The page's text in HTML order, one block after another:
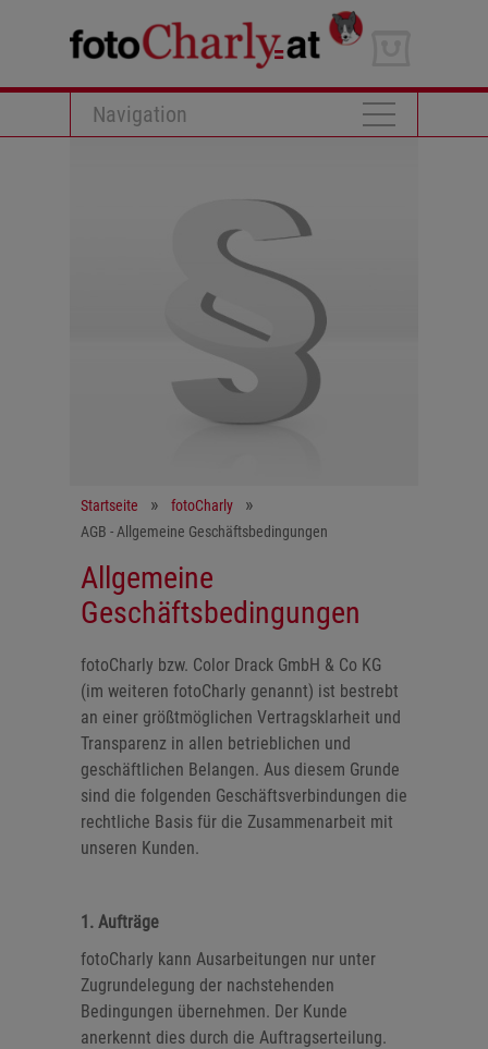
Navigation
Startseite
fotoCharly
AGB - Allgemeine Geschäftsbedingungen
Allgemeine
Geschäftsbedingungen
fotoCharly bzw. Color Drack GmbH & Co KG
(im weiteren fotoCharly genannt) ist bestrebt
an einer größtmöglichen Vertragsklarheit und
Transparenz in allen betrieblichen und
geschäftlichen Belangen. Aus diesem Grunde
sind die folgenden Geschäftsverbindungen die
rechtliche Basis für die Zusammenarbeit mit
unseren Kunden.
1. Aufträge
fotoCharly kann Ausarbeitungen nur unter
Zugrundelegung der nachstehenden
Bedingungen übernehmen. Der Kunde
anerkennt dies durch die Auftragserteilung.